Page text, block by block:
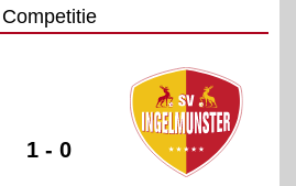
Competitie
1 - 0